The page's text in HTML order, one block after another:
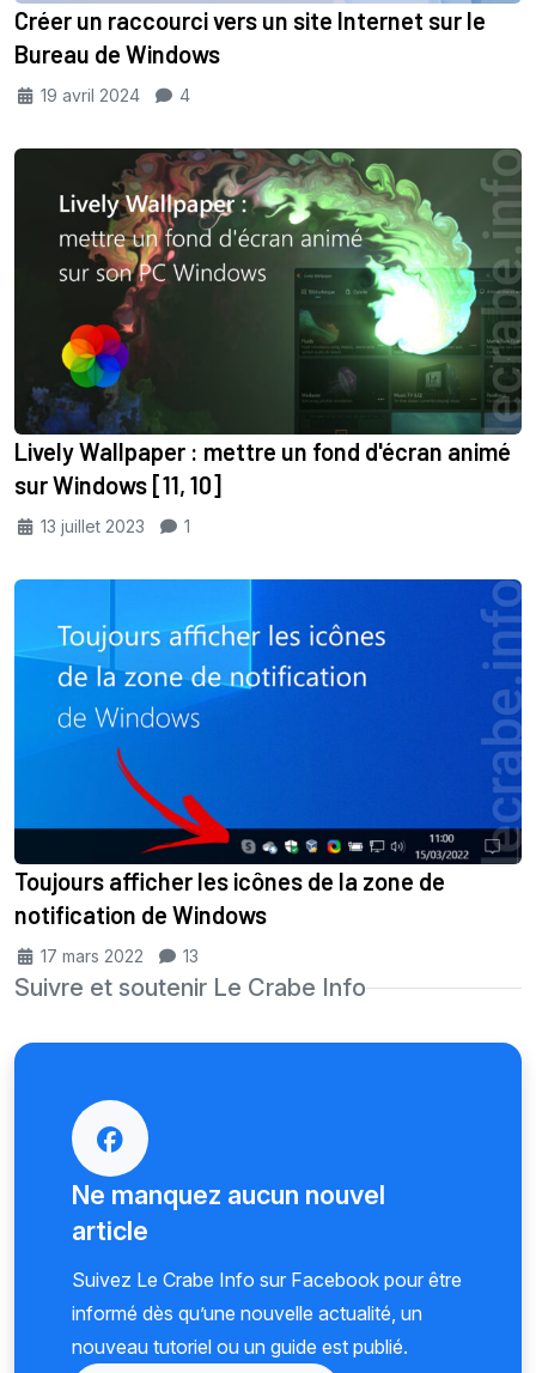
Créer un raccourci vers un site Internet sur le
Bureau de Windows
19 avril 2024 4
Lively Wallpaper : mettre un fond d'écran animé
sur Windows [11, 10]
13 juillet 2023 1
Toujours afficher les icônes de la zone de
notification de Windows
17 mars 2022 13
Suivre et soutenir Le Crabe Info
Ne manquez aucun nouvel
article
Suivez Le Crabe Info sur Facebook pour être
informé dès qu’une nouvelle actualité, un
nouveau tutoriel ou un guide est publié.